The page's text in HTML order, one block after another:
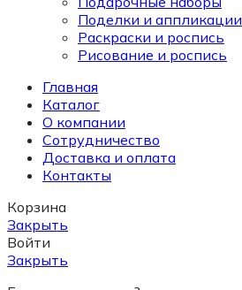
Поделки и аппликации
Раскраски и роспись
Рисование и роспись
Главная
Каталог
О компании
Сотрудничество
Доставка и оплата
Контакты
Корзина
Закрыть
Войти
Закрыть